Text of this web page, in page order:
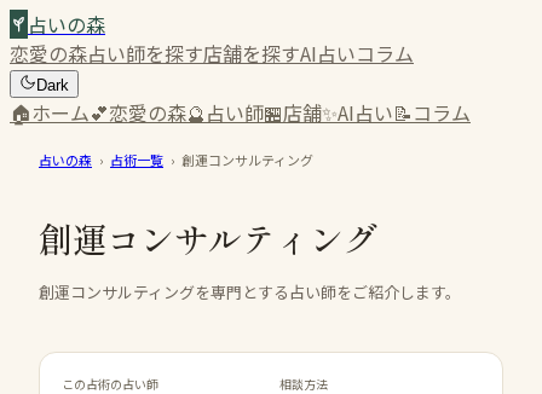
占いの森
恋愛の森占い師を探す店舗を探すAI占いコラム
Dark
🏠ホーム💕恋愛の森🔮占い師🏪店舗✨AI占い📝コラム
占いの森 › 占術一覧 › 創運コンサルティング
創運コンサルティング
創運コンサルティングを専門とする占い師をご紹介します。
この占術の占い師 相談方法